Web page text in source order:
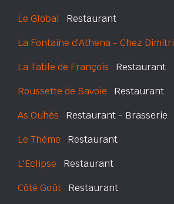
Le Global Restaurant
La Fontaine d'Athena - Chez Dimitri
La Table de François Restaurant
Roussette de Savoie Restaurant
As Ouhès Restaurant - Brasserie
Le Thème Restaurant
L'Eclipse Restaurant
Côté Goût Restaurant